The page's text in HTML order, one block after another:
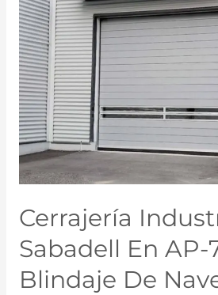
Cerrajería
Sabadell En AP-
Blindaje De